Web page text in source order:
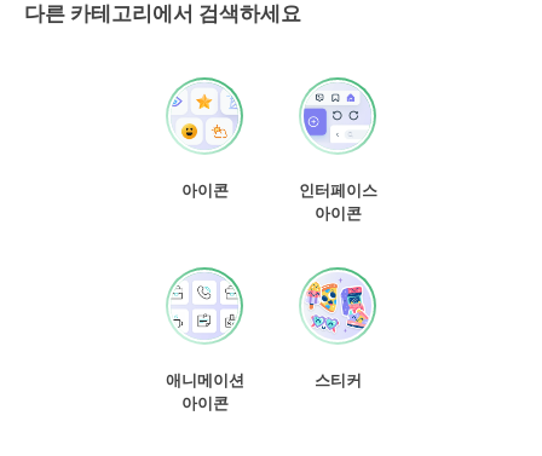
다른 카테고리에서 검색하세요
아이콘
인터페이스
아이콘
애니메이션
아이콘
스티커